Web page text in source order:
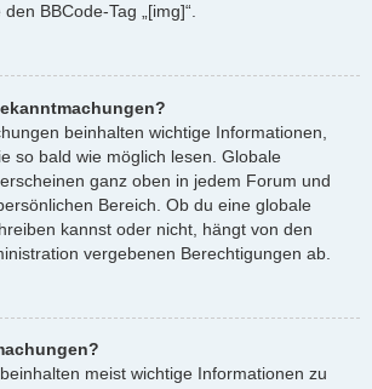
BBCode-Tag „[img]“.
beinhalten wichtige Informationen,
so bald wie möglich lesen. Globale
ganz oben in jedem Forum und
Bereich. Ob du eine globale
kannst oder nicht, hängt von den
vergebenen Berechtigungen ab.
meist wichtige Informationen zu